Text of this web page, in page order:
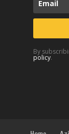
By
policy.